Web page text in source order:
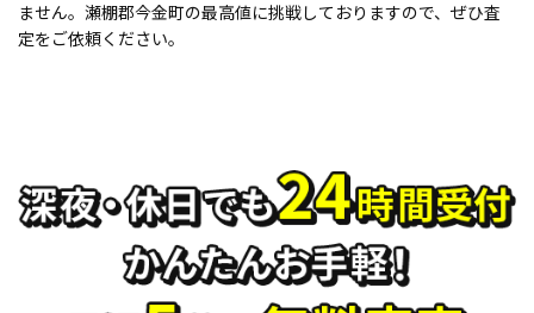
ません。瀬棚郡今金町の最高値に挑戦しておりますので、ぜひ査
定をご依頼ください。